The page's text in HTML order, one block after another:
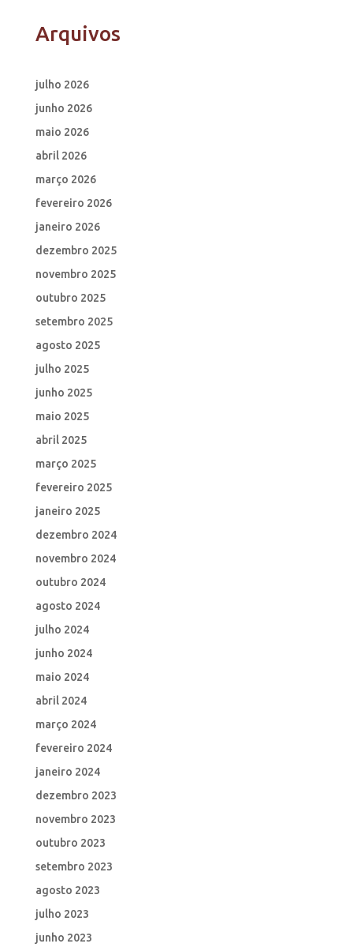
Arquivos
julho 2026
junho 2026
maio 2026
abril 2026
março 2026
fevereiro 2026
janeiro 2026
dezembro 2025
novembro 2025
outubro 2025
setembro 2025
agosto 2025
julho 2025
junho 2025
maio 2025
abril 2025
março 2025
fevereiro 2025
janeiro 2025
dezembro 2024
novembro 2024
outubro 2024
agosto 2024
julho 2024
junho 2024
maio 2024
abril 2024
março 2024
fevereiro 2024
janeiro 2024
dezembro 2023
novembro 2023
outubro 2023
setembro 2023
agosto 2023
julho 2023
junho 2023